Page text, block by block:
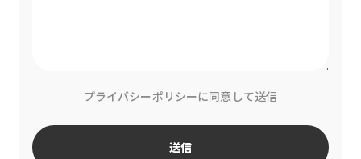
プライバシーポリシーに同意して送信
送信